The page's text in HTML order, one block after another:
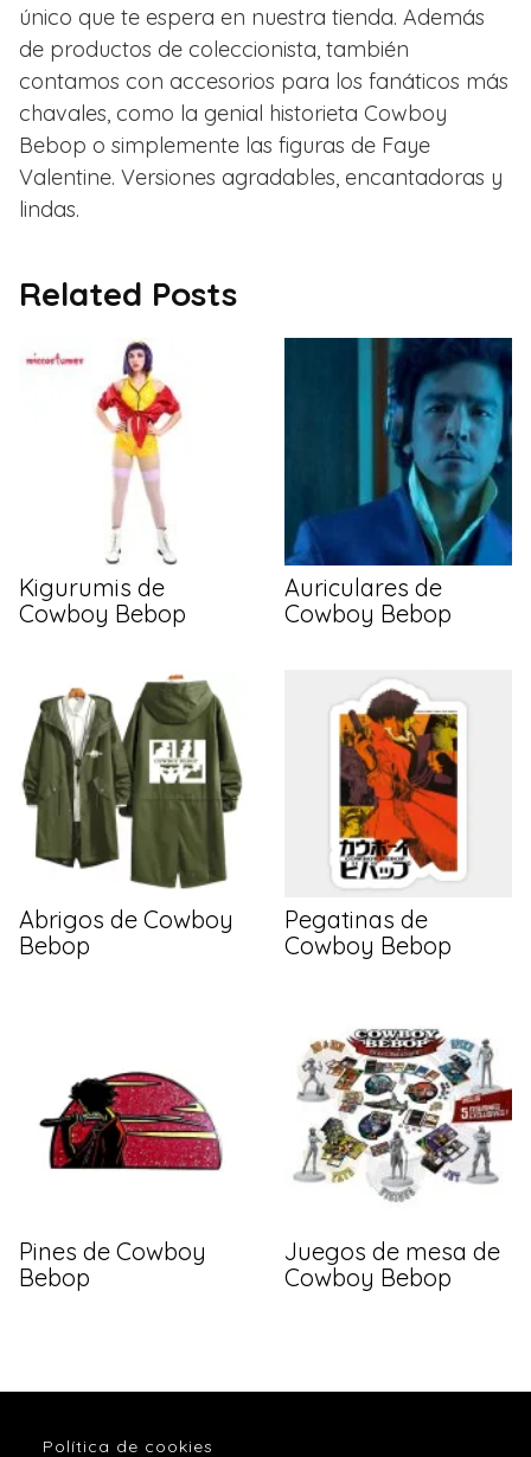
único que te espera en nuestra tienda. Además
de productos de coleccionista, también
contamos con accesorios para los fanáticos más
chavales, como la genial historieta Cowboy
Bebop o simplemente las figuras de Faye
Valentine. Versiones agradables, encantadoras y
lindas.
Related Posts
Kigurumis de
Cowboy Bebop
Auriculares de
Cowboy Bebop
Abrigos de Cowboy
Bebop
Pegatinas de
Cowboy Bebop
Pines de Cowboy
Bebop
Juegos de mesa de
Cowboy Bebop
Política de cookies